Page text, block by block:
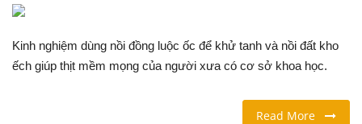
CÔNG NGHỆ
Kinh nghiệm dùng nồi đồng luộc ốc để khử tanh và nồi đất kho
ếch giúp thịt mềm mọng của người xưa có cơ sở khoa học.
Read More